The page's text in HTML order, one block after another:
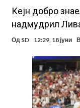
Кејн добро
надмудрил
Од SD 12:29, 18 јуни